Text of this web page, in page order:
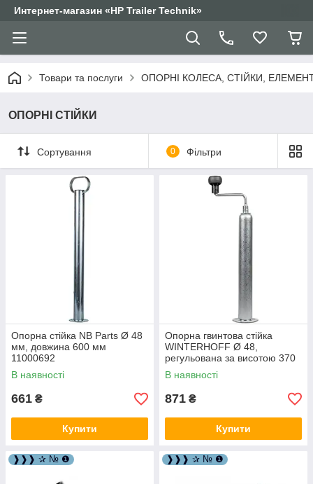
Интернет-магазин «HP Trailer Technik»
Товари та послуги ОПОРНІ КОЛЕСА, СТІЙКИ,
ОПОРНІ СТІЙКИ
Сортування 0 Фільтри
Опорна стійка NB Parts Ø 48
мм, довжина 600 мм
11000692
В наявності
661 ₴
Купити
Опорна гвинтова стійка
WINTERHOFF Ø 48,
регульована за висотою 370
мм + 220 мм 150 кг 1860716
В наявності
871 ₴
Купити
❱❱❱ ✰ № ❶ ❱❱❱ ✰ № ❶